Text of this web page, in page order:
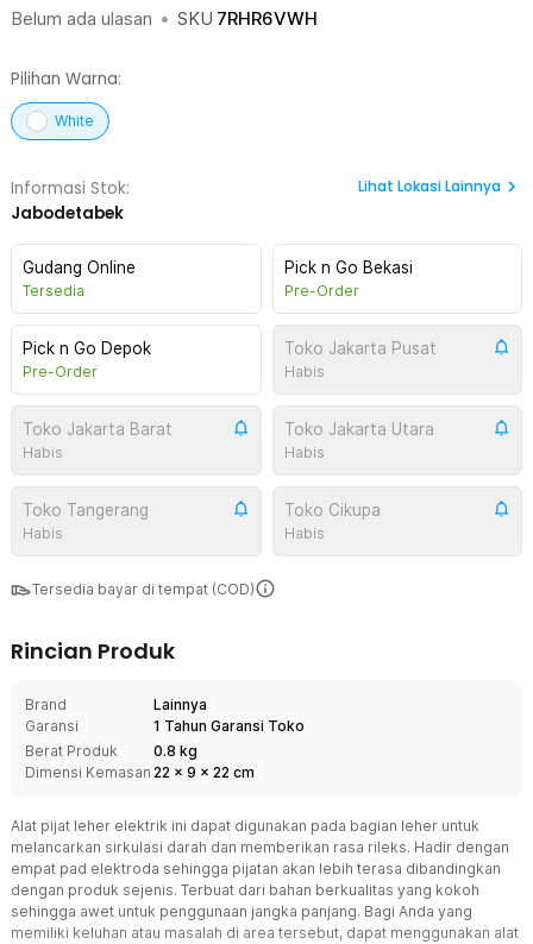
Belum ada ulasan • SKU 7RHR6VWH
Pilihan Warna:
White
Informasi Stok:
Jabodetabek
Lihat Lokasi Lainnya
Gudang Online
Tersedia
Pick n Go Bekasi
Pre-Order
Pick n Go Depok
Pre-Order
Toko Jakarta Pusat
Habis
Toko Jakarta Barat
Habis
Toko Jakarta Utara
Habis
Toko Tangerang
Habis
Toko Cikupa
Habis
Tersedia bayar di tempat (COD)
Rincian Produk
Brand
Lainnya
Garansi
1 Tahun Garansi Toko
Berat Produk
0.8 kg
Dimensi Kemasan 22 x 9 x 22 cm
Alat pijat leher elektrik ini dapat digunakan pada bagian leher untuk
melancarkan sirkulasi darah dan memberikan rasa rileks. Hadir dengan
empat pad elektroda sehingga pijatan akan lebih terasa dibandingkan
dengan produk sejenis. Terbuat dari bahan berkualitas yang kokoh
sehingga awet untuk penggunaan jangka panjang. Bagi Anda yang
memiliki keluhan atau masalah di area tersebut, dapat menggunakan alat